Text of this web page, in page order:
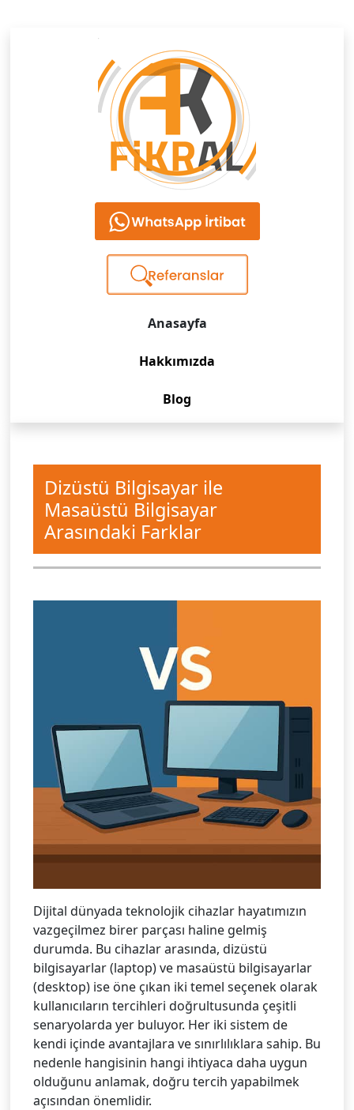
Anasayfa
Hakkımızda
Blog
Dizüstü Bilgisayar ile
Masaüstü Bilgisayar
Arasındaki Farklar
Dijital dünyada teknolojik cihazlar hayatımızın
vazgeçilmez birer parçası haline gelmiş
durumda. Bu cihazlar arasında, dizüstü
bilgisayarlar (laptop) ve masaüstü bilgisayarlar
(desktop) ise öne çıkan iki temel seçenek olarak
kullanıcıların tercihleri doğrultusunda çeşitli
senaryolarda yer buluyor. Her iki sistem de
kendi içinde avantajlara ve sınırlılıklara sahip. Bu
nedenle hangisinin hangi ihtiyaca daha uygun
olduğunu anlamak, doğru tercih yapabilmek
açısından önemlidir.